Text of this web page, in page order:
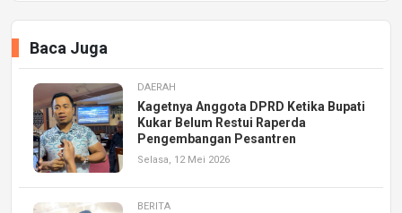
Baca Juga
DAERAH
Kagetnya Anggota DPRD Ketika Bupati
Kukar Belum Restui Raperda
Pengembangan Pesantren
Selasa, 12 Mei 2026
BERITA